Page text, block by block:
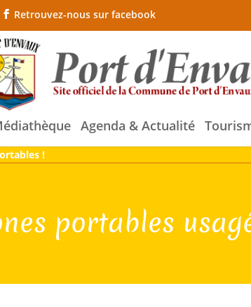
Retrouvez-nous sur facebook
Agenda & Actualité
!
portables